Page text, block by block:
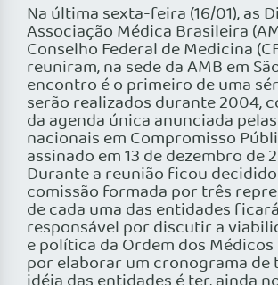
Na última sexta-feira (16/01), as
Associação Médica Brasileira
Conselho Federal de Medicina
reuniram, na sede da AMB em
encontro é o primeiro de uma
serão realizados durante 2004,
da agenda única anunciada
nacionais em Compromisso
assinado em 13 de dezembro de
Durante a reunião ficou
comissão formada por três
de cada uma das entidades ficará
responsável por discutir a
e política da Ordem dos
por elaborar um cronograma de